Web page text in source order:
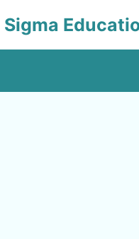
Sigma